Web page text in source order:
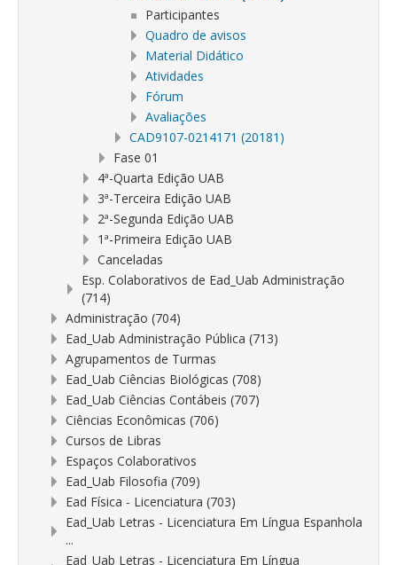
Participantes
Quadro de avisos
Material Didático
Atividades
Fórum
Avaliações
CAD9107-0214171 (20181)
Fase 01
4ª-Quarta Edição UAB
3ª-Terceira Edição UAB
2ª-Segunda Edição UAB
1ª-Primeira Edição UAB
Canceladas
Esp. Colaborativos de Ead_Uab Administração
(714)
Administração (704)
Ead_Uab Administração Pública (713)
Agrupamentos de Turmas
Ead_Uab Ciências Biológicas (708)
Ead_Uab Ciências Contábeis (707)
Ciências Econômicas (706)
Cursos de Libras
Espaços Colaborativos
Ead_Uab Filosofia (709)
Ead Física - Licenciatura (703)
Ead_Uab Letras - Licenciatura Em Língua Espanhola
...
Ead_Uab Letras - Licenciatura Em Língua